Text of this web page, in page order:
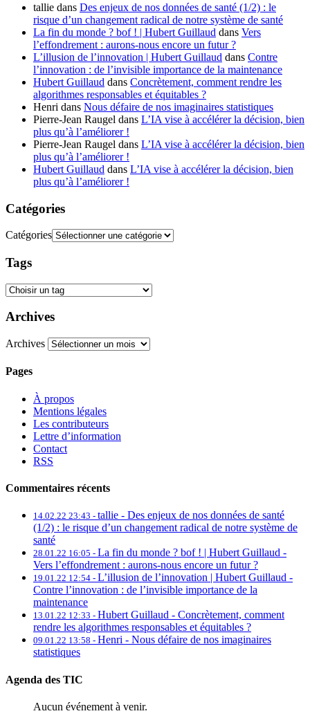
tallie dans Des enjeux de nos données de santé (1/2) : le
risque d’un changement radical de notre système de santé
La fin du monde ? bof ! | Hubert Guillaud dans Vers
l’effondrement : aurons-nous encore un futur ?
L’illusion de l’innovation | Hubert Guillaud dans Contre
l’innovation : de l’invisible importance de la maintenance
Hubert Guillaud dans Concrètement, comment rendre les
algorithmes responsables et équitables ?
Henri dans Nous défaire de nos imaginaires statistiques
Pierre-Jean Raugel dans L’IA vise à accélérer la décision, bien
plus qu’à l’améliorer !
Pierre-Jean Raugel dans L’IA vise à accélérer la décision, bien
plus qu’à l’améliorer !
Hubert Guillaud dans L’IA vise à accélérer la décision, bien
plus qu’à l’améliorer !
Catégories
Catégories
Tags
Archives
Archives
Pages
À propos
Mentions légales
Les contributeurs
Lettre d’information
Contact
RSS
Commentaires récents
14.02.22 23:43 - tallie - Des enjeux de nos données de santé
(1/2) : le risque d’un changement radical de notre système de
santé
28.01.22 16:05 - La fin du monde ? bof ! | Hubert Guillaud -
Vers l’effondrement : aurons-nous encore un futur ?
19.01.22 12:54 - L’illusion de l’innovation | Hubert Guillaud -
Contre l’innovation : de l’invisible importance de la
maintenance
13.01.22 12:33 - Hubert Guillaud - Concrètement, comment
rendre les algorithmes responsables et équitables ?
09.01.22 13:58 - Henri - Nous défaire de nos imaginaires
statistiques
Agenda des TIC
Aucun événement à venir.